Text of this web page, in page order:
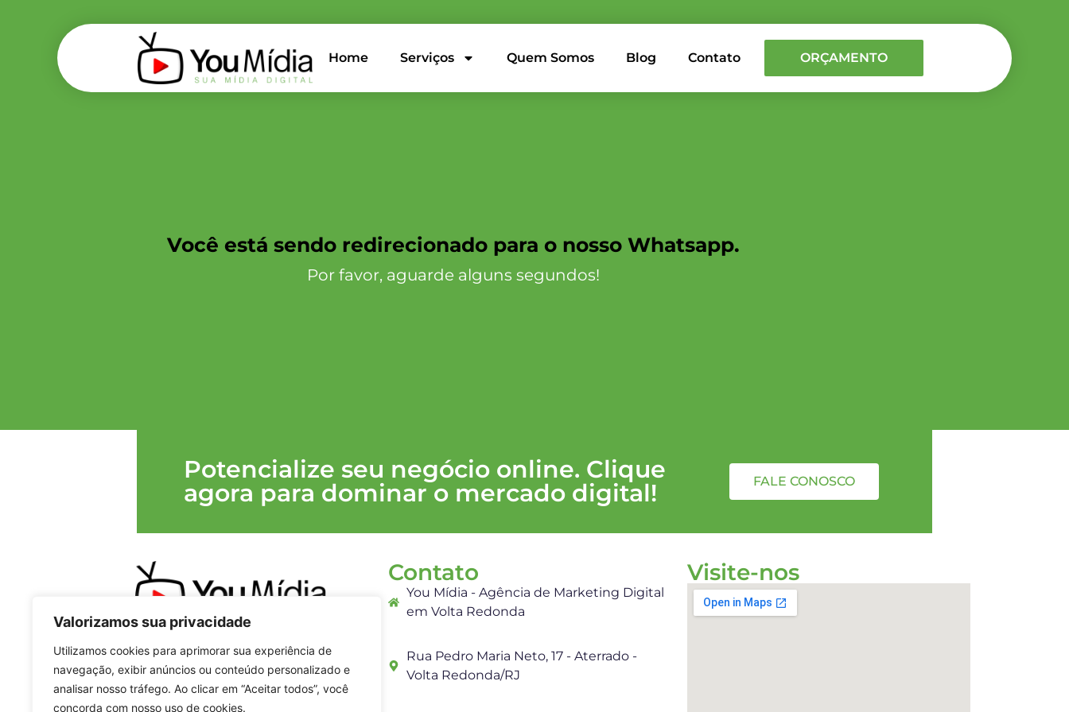
Valorizamos sua privacidade
Utilizamos cookies para aprimorar sua experiência de
navegação, exibir anúncios ou conteúdo personalizado e
analisar nosso tráfego. Ao clicar em “Aceitar todos”, você
concorda com nosso uso de cookies.
Home Serviços Quem Somos Blog Contato ORÇAMENTO
Você está sendo redirecionado para o nosso Whatsapp.
Por favor, aguarde alguns segundos!
Potencialize seu negócio online. Clique
agora para dominar o mercado digital!
FALE CONOSCO
Na You Midia,transformamos ideias em sites
Marketing Digital, nossa especialidade é criar,
manter e otimizar sites para impulsionar o seu
negócio.Você imagina, nós criamos!
Contato
You Mídia - Agência de Marketing Digital
em Volta Redonda
Rua Pedro Maria Neto, 17 - Aterrado -
Volta Redonda/RJ
Visite-nos